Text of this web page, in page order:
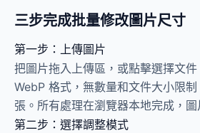
三步完成批量修改圖片尺寸
第一步：上傳圖片
把圖片拖入上傳區，或點擊選擇文件
WebP 格式，無數量和文件大小限
張。所有處理在瀏覽器本地完成，圖
第二步：選擇調整模式